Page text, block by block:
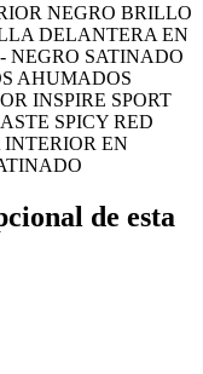
NEGRO BRILLO
DELANTERA EN
NEGRO SATINADO
AHUMADOS
INSPIRE SPORT
SPICY RED
EN
de esta